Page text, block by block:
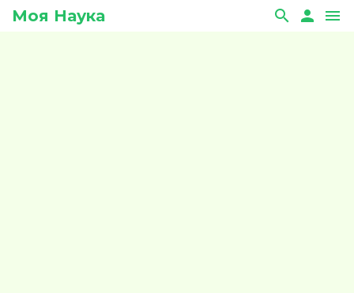
Моя Наука search person menu